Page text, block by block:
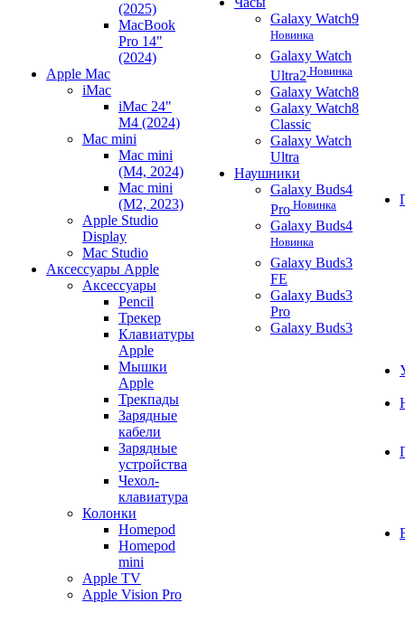
(2025)
MacBook
Pro 14"
(2024)
Apple Mac
iMac
iMac 24"
M4 (2024)
Mac mini
Mac mini
(M4, 2024)
Mac mini
(M2, 2023)
Apple Studio
Display
Mac Studio
Аксессуары Apple
Аксессуары
Pencil
Трекер
Клавиатуры
Apple
Мышки
Apple
Трекпады
Зарядные
кабели
Зарядные
устройства
Чехол-
клавиатура
Колонки
Homepod
Homepod
mini
Apple TV
Apple Vision Pro
Galaxy Watch9
Новинка
Galaxy Watch
Ultra2 Новинка
Galaxy Watch8
Galaxy Watch8
Classic
Galaxy Watch
Ultra
Наушники
Galaxy Buds4
Pro Новинка
Galaxy Buds4
Новинка
Galaxy Buds3
FE
Galaxy Buds3
Pro
Galaxy Buds3